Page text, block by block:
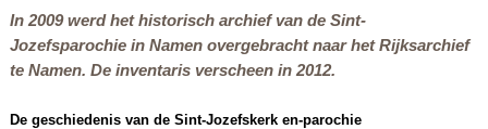
In 2009 werd het historisch archief van de Sint-
Jozefsparochie in Namen overgebracht naar het Rijksarchief
te Namen. De inventaris verscheen in 2012.
De geschiedenis van de Sint-Jozefskerk en-parochie